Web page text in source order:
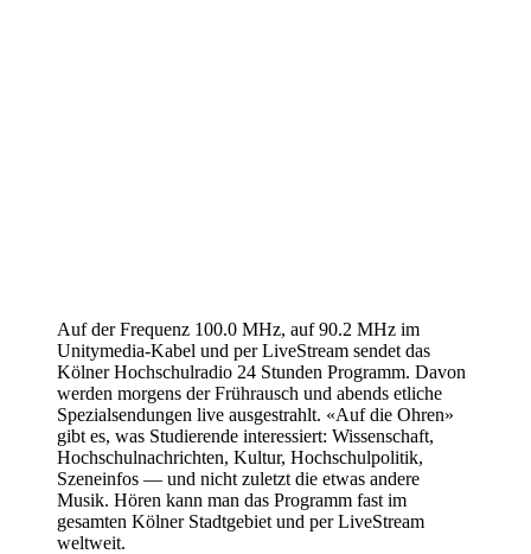
Auf der Frequenz 100.0 MHz, auf 90.2 MHz im
Unitymedia-Kabel und per LiveStream sendet das
Kölner Hochschulradio 24 Stunden Programm. Davon
werden morgens der Frührausch und abends etliche
Spezialsendungen live ausgestrahlt. «Auf die Ohren»
gibt es, was Studierende interessiert: Wissenschaft,
Hochschulnachrichten, Kultur, Hochschulpolitik,
Szeneinfos — und nicht zuletzt die etwas andere
Musik. Hören kann man das Programm fast im
gesamten Kölner Stadtgebiet und per LiveStream
weltweit.